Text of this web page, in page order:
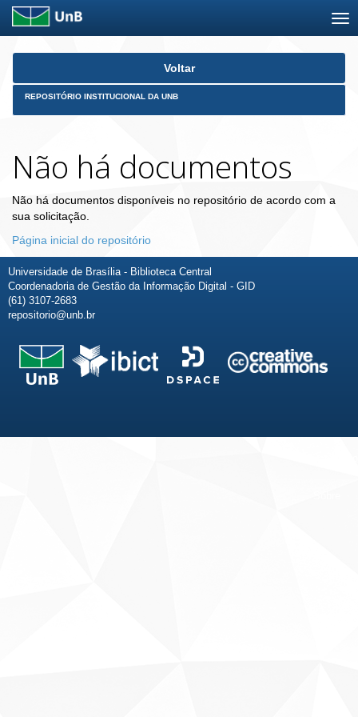
Skip
Voltar
REPOSITÓRIO INSTITUCIONAL DA UNB
Não há documentos
Não há documentos disponíveis no repositório de acordo com a
sua solicitação.
Página inicial do repositório
Universidade de Brasília - Biblioteca Central
Coordenadoria de Gestão da Informação Digital - GID
(61) 3107-2683
repositorio@unb.br